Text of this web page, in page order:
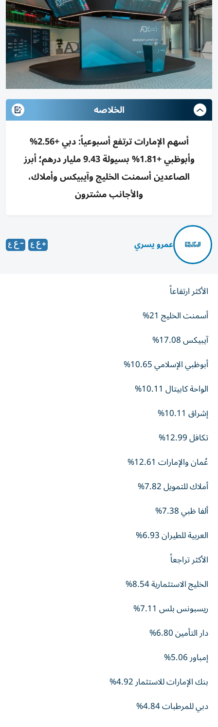
الخلاصه
أسهم الإمارات ترتفع أسبوعياً: دبي +2.56%
وأبوظبي +1.81% بسيولة 9.43 مليار درهم؛ أبرز
الصاعدين أسمنت الخليج وآيبيكس وأملاك،
والأجانب مشترون
عمرو يسري
الأكثر ارتفاعاً
أسمنت الخليج 21%
آيبيكس 17.08%
أبوظبي الإسلامي 10.65%
الواحة كابيتال 10.11%
إشراق 10.11%
تكافل 12.99%
عُمان والإمارات 12.61%
أملاك للتمويل 7.82%
ألفا ظبي 7.38%
العربية للطيران 6.93%
الأكثر تراجعاً
الخليج الاستثمارية 8.54%
ريسبونس بلس 7.11%
دار التأمين 6.80%
إمباور 5.06%
بنك الإمارات للاستثمار 4.92%
دبي للمرطبات 4.84%